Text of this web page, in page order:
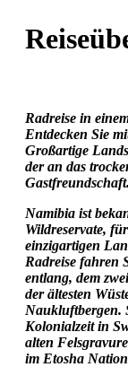
Radreise in
Entdecken Sie
Großartige
der an das
Gastfreundschaft.
Namibia ist
Wildreservate,
einzigartigen
Radreise fahren
entlang, dem
der ältesten
Naukluftbergen.
Kolonialzeit in
alten
im Etosha